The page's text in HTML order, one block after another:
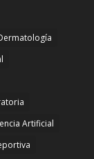
Artificial